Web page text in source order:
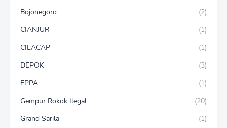
Bojonegoro
(2)
CIANJUR
(1)
CILACAP
(1)
DEPOK
(3)
FPPA
(1)
Gempur Rokok Ilegal
(20)
Grand Sarila
(1)